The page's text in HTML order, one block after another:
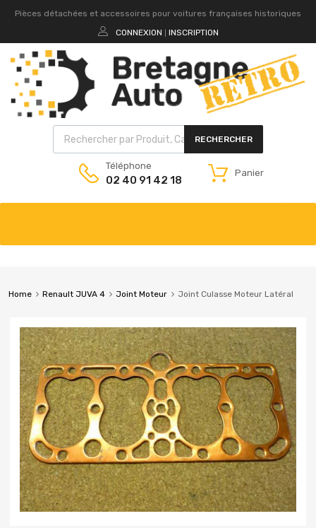
Pièces détachées et accessoires pour voitures françaises historiques
CONNEXION
INSCRIPTION
RECHERCHER
Téléphone
02 40 91 42 18
Panier
Home Renault JUVA 4 Joint Moteur Joint Culasse Moteur Latéral